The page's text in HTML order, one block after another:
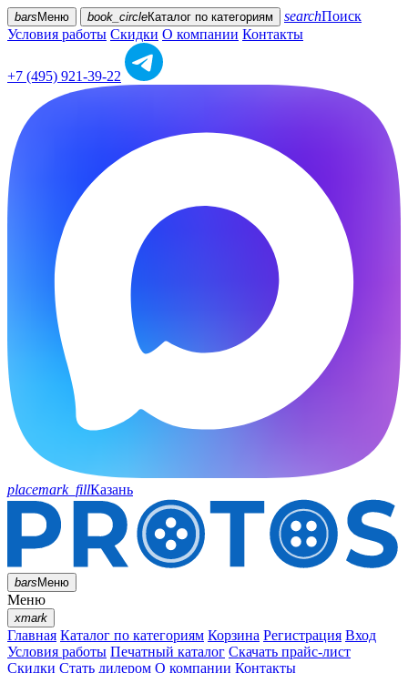
bars Меню book_circleКаталог по категориям searchПоиск
Условия работы Скидки О компании Контакты
+7 (495) 921-39-22
placemark_fillКазань
barsМеню
Меню
xmark
Главная Каталог по категориям Корзина Регистрация Вход
Условия работы Печатный каталог Скачать прайс-лист
Скидки Стать дилером О компании Контакты